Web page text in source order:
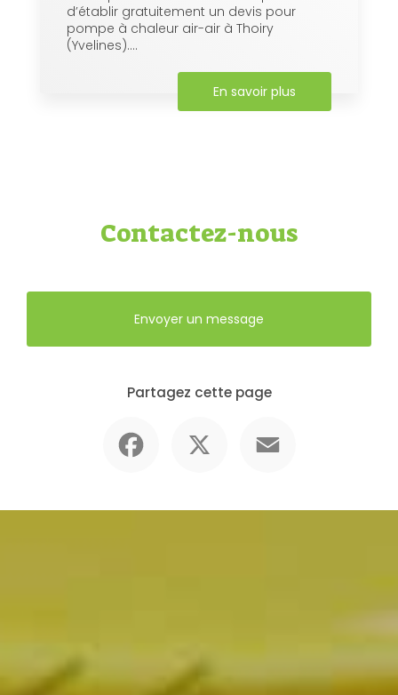
d’établir gratuitement un devis pour
pompe à chaleur air-air à Thoiry
(Yvelines)....
En savoir plus
Contactez-nous
Envoyer un message
Partagez cette page